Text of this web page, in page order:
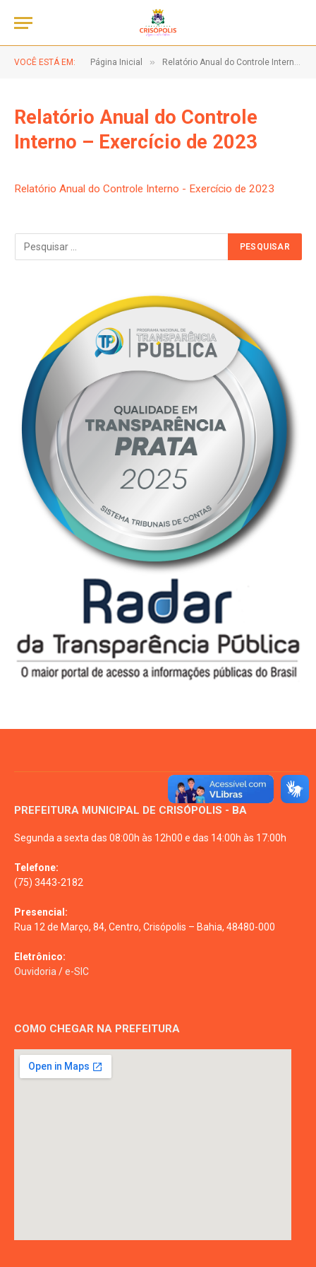
VOCÊ ESTÁ EM: Página Inicial » Relatório Anual do Controle Interno – Exercício de 2023
Relatório Anual do Controle
Interno – Exercício de 2023
Relatório Anual do Controle Interno - Exercício de 2023
PREFEITURA MUNICIPAL DE CRISÓPOLIS - BA
Segunda a sexta das 08:00h às 12h00 e das 14:00h às 17:00h
Telefone:
(75) 3443-2182
Presencial:
Rua 12 de Março, 84, Centro, Crisópolis – Bahia, 48480-000
Eletrônico:
Ouvidoria /e-SIC
COMO CHEGAR NA PREFEITURA